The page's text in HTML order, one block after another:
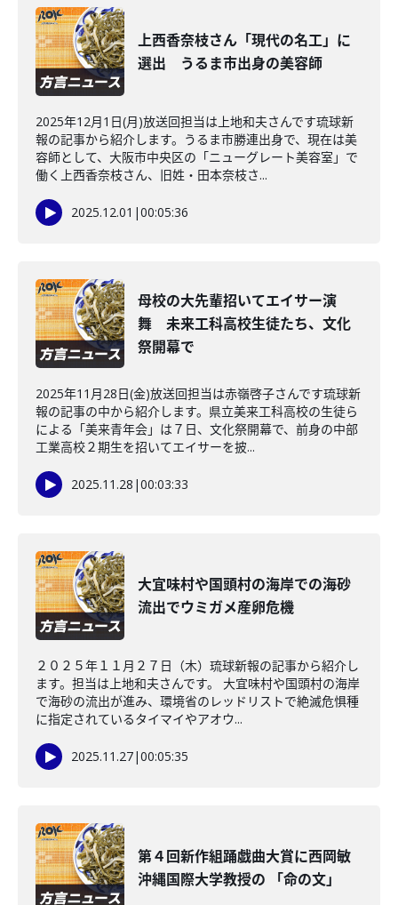
上西香奈枝さん「現代の名工」に
選出 うるま市出身の美容師
2025年12月1日(月)放送回担当は上地和夫さんです琉球新
報の記事から紹介します。うるま市勝連出身で、現在は美
容師として、大阪市中央区の「ニューグレート美容室」で
働く上西香奈枝さん、旧姓・田本奈枝さ...
2025.12.01 |00:05:36
母校の大先輩招いてエイサー演
舞 未来工科高校生徒たち、文化
祭開幕で
2025年11月28日(金)放送回担当は赤嶺啓子さんです琉球新
報の記事の中から紹介します。県立美来工科高校の生徒ら
による「美来青年会」は７日、文化祭開幕で、前身の中部
工業高校２期生を招いてエイサーを披...
2025.11.28 |00:03:33
大宜味村や国頭村の海岸での海砂
流出でウミガメ産卵危機
２０２５年１１月２７日（木）琉球新報の記事から紹介し
ます。担当は上地和夫さんです。 大宜味村や国頭村の海岸
で海砂の流出が進み、環境省のレッドリストで絶滅危惧種
に指定されているタイマイやアオウ...
2025.11.27|00:05:35
第４回新作組踊戯曲大賞に西岡敏
沖縄国際大学教授の 「命の文」